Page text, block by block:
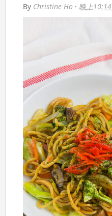
By Christine Ho · 晚上10:14